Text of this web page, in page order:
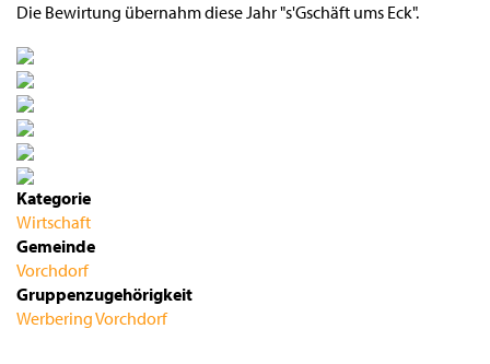
Die Bewirtung übernahm diese Jahr "s'Gschäft ums Eck".
Kategorie
Wirtschaft
Gemeinde
Vorchdorf
Gruppenzugehörigkeit
Werbering Vorchdorf